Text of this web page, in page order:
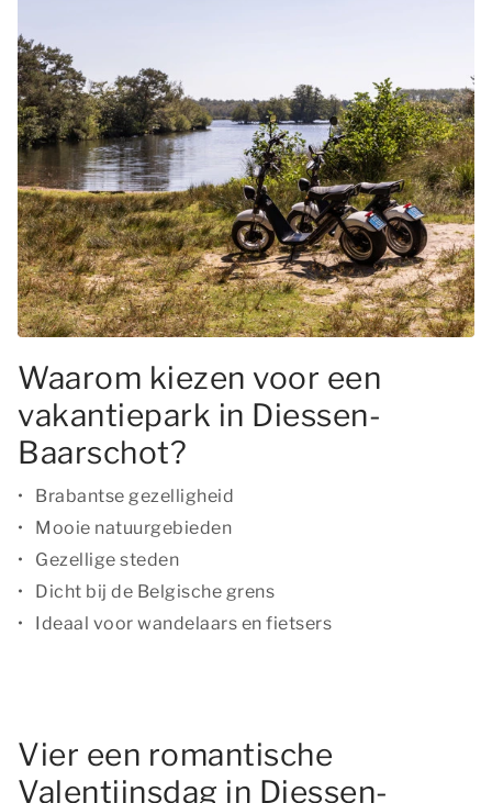
Waarom kiezen voor een
vakantiepark in Diessen-
Baarschot?
Brabantse gezelligheid
Mooie natuurgebieden
Gezellige steden
Dicht bij de Belgische grens
Ideaal voor wandelaars en fietsers
Vier een romantische
Valentijnsdag in Diessen-